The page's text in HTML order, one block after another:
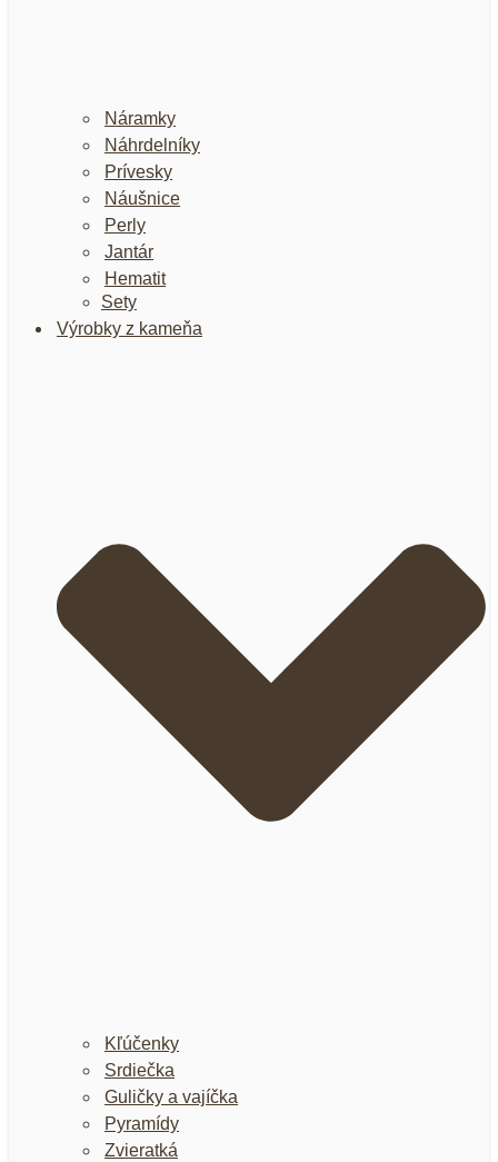
Náramky
Náhrdelníky
Prívesky
Náušnice
Perly
Jantár
Hematit
Sety
Výrobky z kameňa
Kľúčenky
Srdiečka
Guličky a vajíčka
Pyramídy
Zvieratká